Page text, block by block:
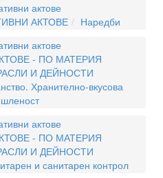
актове
АКТОВЕ
Наредби
актове
- ПО МАТЕРИЯ
И ДЕЙНОСТИ
Хранително-вкусова
актове
- ПО МАТЕРИЯ
И ДЕЙНОСТИ
и санитарен контрол